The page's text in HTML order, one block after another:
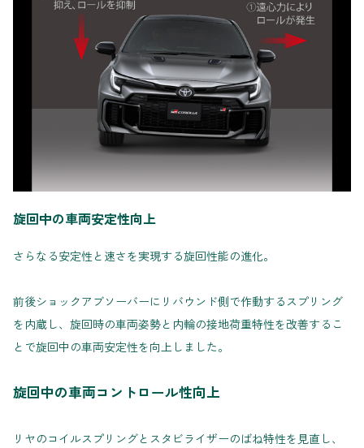
旋回中の車両安定性向上
さらなる安定性と速さを実現する旋回性能の進化。
前後ショックアブソーバーにリバウンド側で作動するスプリング
を内蔵し、旋回時の車両姿勢と内輪の接地荷重特性を改善するこ
とで旋回中の車両安定性を向上しました。
旋回中の車両コントロール性向上
リヤのコイルスプリングとスタビライザーのばね特性を見直し、